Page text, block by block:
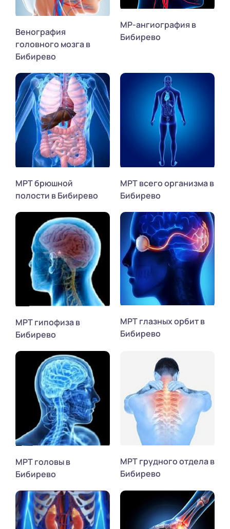
Венография
головного мозга в
Бибирево
МР-ангиография в
Бибирево
МРТ брюшной
полости в Бибирево
МРТ всего организма в
Бибирево
МРТ гипофиза в
Бибирево
МРТ глазных орбит в
Бибирево
МРТ головы в
Бибирево
МРТ грудного отдела в
Бибирево